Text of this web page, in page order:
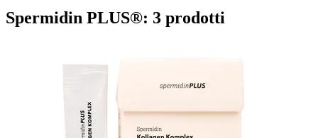
Spermidin PLUS®: 3 prodotti